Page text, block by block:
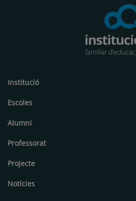
Institució
Escoles
Alumni
Professorat
Projecte
Notícies